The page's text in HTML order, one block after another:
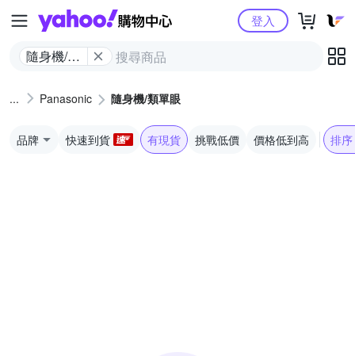
Yahoo購物中心
隨身機/類
登入
Panasonic 隨身機/類單眼
品牌 快速到貨 有現貨 挑戰低價 價格低到高 排序